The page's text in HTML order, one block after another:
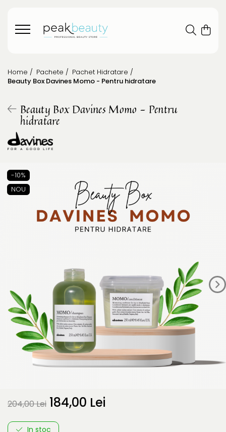
Home / Pachete / Pachet Hidratare /
Beauty Box Davines Momo - Pentru hidratare
Beauty Box Davines Momo - Pentru
hidratare
-10%
NOU
204,00 Lei 184,00 Lei
In stoc